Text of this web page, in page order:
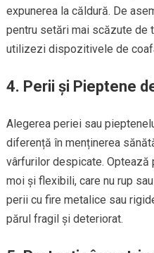
expunerea la căldură. De
pentru setări mai scăzute de
utilizezi dispozitivele de
4. Perii și Pieptene
Alegerea periei sau
diferență în menținerea
vârfurilor despicate.
moi și flexibili, care nu rup
perii cu fire metalice sau
părul fragil și deteriorat.